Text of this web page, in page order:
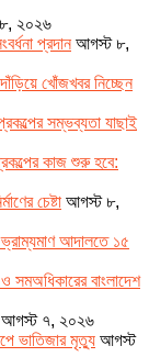
২০২৬
প্রদান আগস্ট ৮,
খোঁজখবর নিচ্ছেন
সম্ভব্যতা যাছাই
কাজ শুরু হবে:
চেষ্টা আগস্ট ৮,
আদালতে ১৫
সমঅধিকারের বাংলাদেশ
আগস্ট ৭, ২০২৬
ভাতিজার মৃত্যু আগস্ট